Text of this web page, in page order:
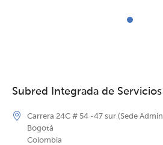
Subred Integrada de Servicios
Carrera 24C # 54 -47 sur (Sede
Bogotá
Colombia